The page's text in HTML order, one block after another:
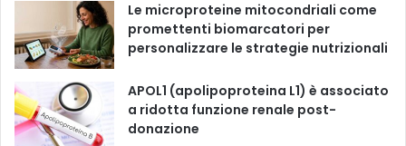
Le microproteine ​​mitocondriali come
promettenti biomarcatori per
personalizzare le strategie nutrizionali
APOL1 (apolipoproteina L1) è associato
a ridotta funzione renale post-
donazione